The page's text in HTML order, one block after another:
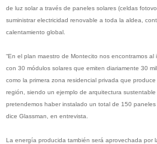
de luz solar a través de paneles solares (celdas
suministrar electricidad renovable a toda la aldea,
calentamiento global.
“En el plan maestro de Montecito nos encontramos
con 30 módulos solares que emiten diariamente 30
como la primera zona residencial privada que
región, siendo un ejemplo de arquitectura
pretendemos haber instalado un total de 150 paneles
dice Glassman, en entrevista.
La energía producida también será aprovechada por